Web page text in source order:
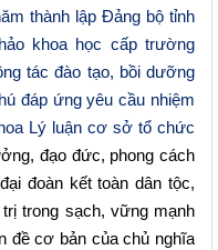
thành lập Đảng bộ tỉnh
khoa học cấp trường
tác đào tạo, bồi dưỡng
đáp ứng yêu cầu nhiệm
Lý luận cơ sở tổ chức
đạo đức, phong cách
đoàn kết toàn dân tộc,
trong sạch, vững mạnh
đề cơ bản của chủ nghĩa